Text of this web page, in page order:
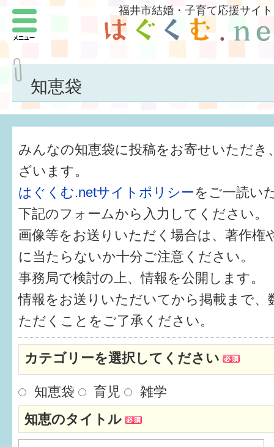
福井市結婚・子育て応援サイト
知恵袋
みんなの知恵袋に投稿をお寄せいただき
ざいます。
はぐくむ.netサイトポリシーをご一読い
下記のフォームから入力してください。
画像等をお送りいただく場合は、著作権
に当たらないか十分ご注意ください。
事務局で検討の上、情報を公開します。
情報をお送りいただいてから掲載まで、
ただくことをご了承ください。
カテゴリーを選択してください
知恵袋 育児
雑学
知恵のタイトル
メニュー
結婚したい
子どもがほしい
福井の子育て環境
子どもを育てよう
もしものときの緊急連絡先
届出・手当・助成
健診・予防接種
仲間づくり・遊び場
子どもを預けたい
入園・入学
相談したい
さまざまな支援